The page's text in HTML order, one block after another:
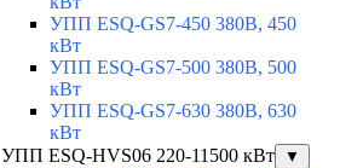
УПП ESQ-GS7-450 380В, 450
кВт
УПП ESQ-GS7-500 380В, 500
кВт
УПП ESQ-GS7-630 380В, 630
кВт
УПП ESQ-HVS06 220-11500 кВт
▼